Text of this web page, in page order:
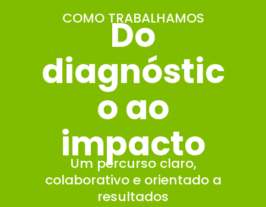
COMO TRABALHAMOS
Do
diagnóstic
o ao
impacto
Um percurso claro,
colaborativo e orientado a
resultados